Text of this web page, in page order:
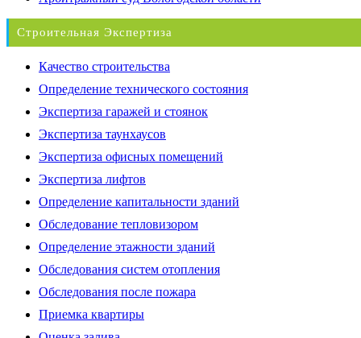
Строительная Экспертиза
Качество строительства
Определение технического состояния
Экспертиза гаражей и стоянок
Экспертиза таунхаусов
Экспертиза офисных помещений
Экспертиза лифтов
Определение капитальности зданий
Обследование тепловизором
Определение этажности зданий
Обследования систем отопления
Обследования после пожара
Приемка квартиры